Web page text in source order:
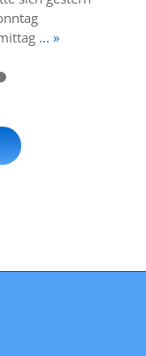
... »